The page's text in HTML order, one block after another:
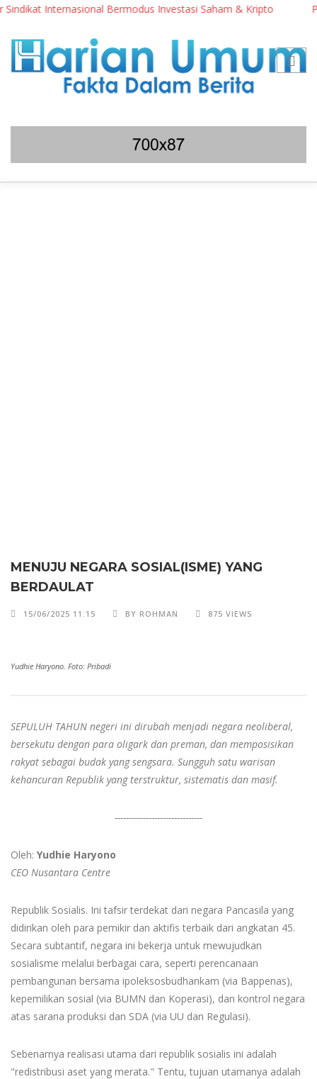
Internasional Bermodus Investasi Saham & Kripto
MENUJU NEGARA SOSIAL(ISME) YANG
BERDAULAT
15/06/2025 11:15 BY ROHMAN 875 VIEWS
Yudhie Haryono. Foto: Pribadi
SEPULUH TAHUN negeri ini dirubah menjadi negara neoliberal,
bersekutu dengan para oligark dan preman, dan memposisikan
rakyat sebagai budak yang sengsara. Sungguh satu warisan
kehancuran Republik yang terstruktur, sistematis dan masif.
-------------------------------
Oleh: Yudhie Haryono
CEO Nusantara Centre
Republik Sosialis. Ini tafsir terdekat dari negara Pancasila yang
didirikan oleh para pemikir dan aktifis terbaik dari angkatan 45.
Secara subtantif, negara ini bekerja untuk mewujudkan
sosialisme melalui berbagai cara, seperti perencanaan
pembangunan bersama ipoleksosbudhankam (via Bappenas),
kepemilikan sosial (via BUMN dan Koperasi), dan kontrol negara
atas sarana produksi dan SDA (via UU dan Regulasi).
Sebenarnya realisasi utama dari republik sosialis ini adalah
"redistribusi aset yang merata." Tentu, tujuan utamanya adalah